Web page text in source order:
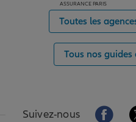
ASSURANCE PARIS
Toutes les
Tous nos
Suivez-nous Aller